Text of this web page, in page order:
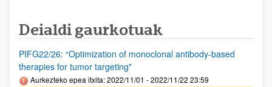
Deialdi gaurkotuak
PIFG22/26: “Optimization of monoclonal antibody-based
therapies for tumor targeting"
Aurkezteko epea itxita: 2022/11/01 - 2022/11/22 23:59